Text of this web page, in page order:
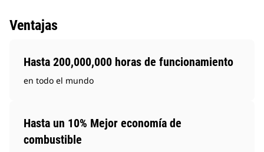
Ventajas
Hasta 200,000,000 horas de funcionamiento
en todo el mundo
Hasta un 10% Mejor economía de
combustible